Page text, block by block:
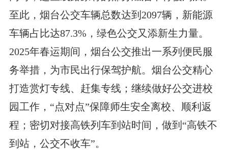
至此，烟台公交车辆总数达到2097辆，新能源
车辆占比达87.3%，绿色公交又添新生力量。
2025年春运期间，烟台公交推出一系列便民服
务举措，为市民出行保驾护航。烟台公交精心
打造赏灯专线、赶集专线；继续做好公交进校
园工作，“点对点”保障师生安全离校、顺利返
程；密切对接高铁列车到站时间，做到“高铁不
到站，公交不收车”。